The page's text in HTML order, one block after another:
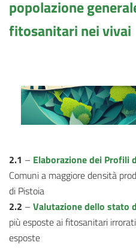
popolazione
fitosanitari nei vivai
2.1 – Elaborazione dei Profili
Comuni a maggiore densità
di Pistoia
2.2 – Valutazione dello stato
più esposte ai fitosanitari
esposte